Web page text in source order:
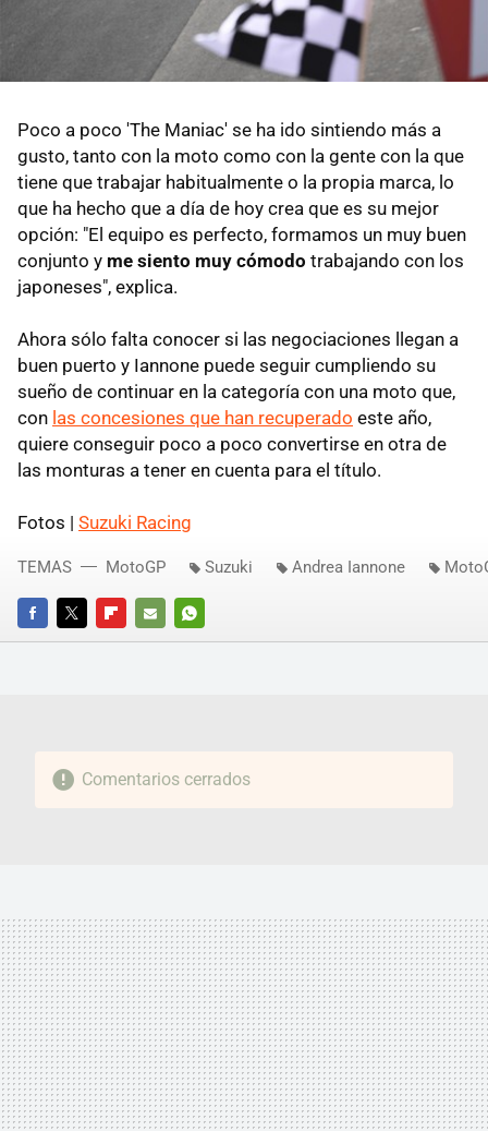
Poco a poco 'The Maniac' se ha ido sintiendo más a
gusto, tanto con la moto como con la gente con la que
tiene que trabajar habitualmente o la propia marca, lo
que ha hecho que a día de hoy crea que es su mejor
opción: "El equipo es perfecto, formamos un muy buen
conjunto y me siento muy cómodo trabajando con los
japoneses", explica.
Ahora sólo falta conocer si las negociaciones llegan a
buen puerto y Iannone puede seguir cumpliendo su
sueño de continuar en la categoría con una moto que,
con las concesiones que han recuperado este año,
quiere conseguir poco a poco convertirse en otra de
las monturas a tener en cuenta para el título.
Fotos | Suzuki Racing
FACEBOOKTWITTERFLIPBOARD
E-
WHATSAPP
TEMAS MotoGP Suzuki Andrea Iannone
Comentarios cerrados